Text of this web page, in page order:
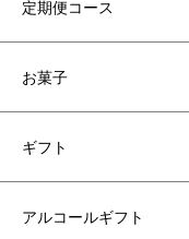
定期便コース
お菓子
ギフト
アルコールギフト